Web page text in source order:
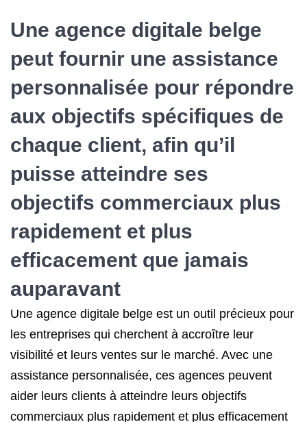
Une agence digitale belge
peut fournir une assistance
personnalisée pour répondre
aux objectifs spécifiques de
chaque client, afin qu’il
puisse atteindre ses
objectifs commerciaux plus
rapidement et plus
efficacement que jamais
auparavant
Une agence digitale belge est un outil précieux pour
les entreprises qui cherchent à accroître leur
visibilité et leurs ventes sur le marché. Avec une
assistance personnalisée, ces agences peuvent
aider leurs clients à atteindre leurs objectifs
commerciaux plus rapidement et plus efficacement